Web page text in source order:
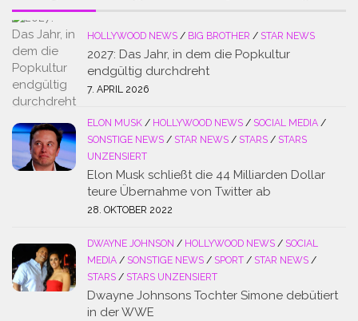
HOLLYWOOD NEWS / BIG BROTHER / STAR NEWS
2027: Das Jahr, in dem die Popkultur
endgültig durchdreht
7. APRIL 2026
ELON MUSK / HOLLYWOOD NEWS / SOCIAL MEDIA /
SONSTIGE NEWS / STAR NEWS / STARS / STARS
UNZENSIERT
Elon Musk schließt die 44 Milliarden Dollar
teure Übernahme von Twitter ab
28. OKTOBER 2022
DWAYNE JOHNSON / HOLLYWOOD NEWS / SOCIAL
MEDIA / SONSTIGE NEWS / SPORT / STAR NEWS /
STARS / STARS UNZENSIERT
Dwayne Johnsons Tochter Simone debütiert
in der WWE